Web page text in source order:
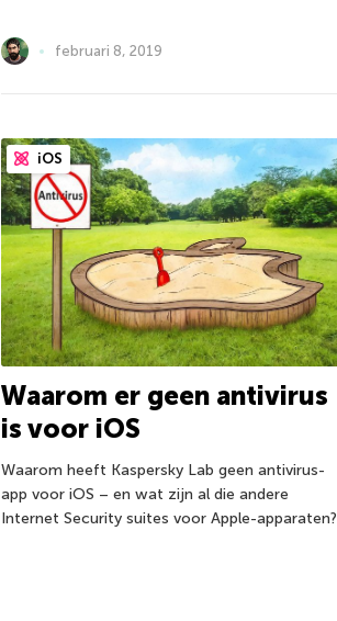
februari 8, 2019
iOS
Waarom er geen antivirus
is voor iOS
Waarom heeft Kaspersky Lab geen antivirus-
app voor iOS – en wat zijn al die andere
Internet Security suites voor Apple-apparaten?